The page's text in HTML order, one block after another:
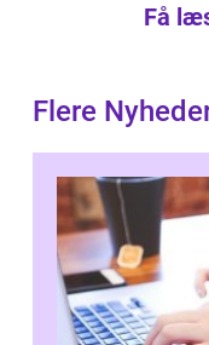
Få
Flere